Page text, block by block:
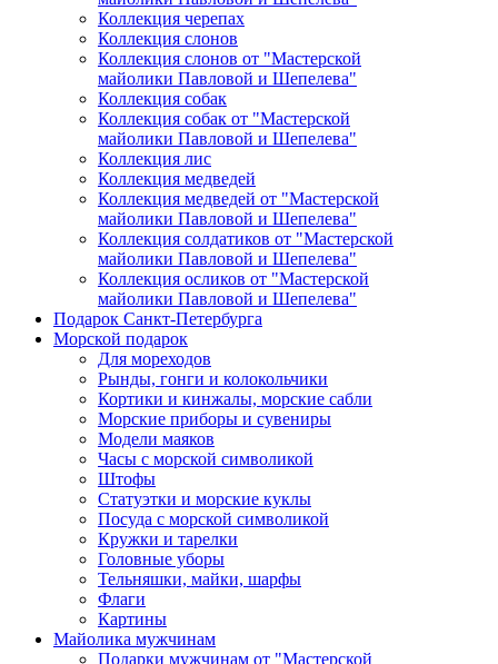
Коллекция черепах
Коллекция слонов
Коллекция слонов от "Мастерской
майолики Павловой и Шепелева"
Коллекция собак
Коллекция собак от "Мастерской
майолики Павловой и Шепелева"
Коллекция лис
Коллекция медведей
Коллекция медведей от "Мастерской
майолики Павловой и Шепелева"
Коллекция солдатиков от "Мастерской
майолики Павловой и Шепелева"
Коллекция осликов от "Мастерской
майолики Павловой и Шепелева"
Подарок Санкт-Петербурга
Морской подарок
Для мореходов
Рынды, гонги и колокольчики
Кортики и кинжалы, морские сабли
Морские приборы и сувениры
Модели маяков
Часы с морской символикой
Штофы
Статуэтки и морские куклы
Посуда с морской символикой
Кружки и тарелки
Головные уборы
Тельняшки, майки, шарфы
Флаги
Картины
Майолика мужчинам
Подарки мужчинам от "Мастерской